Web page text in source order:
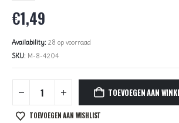
€1,49
Availability: 28 op voorraad
SKU: M-8-4204
TOEVOEGEN AAN
TOEVOEGEN AAN WISHLIST